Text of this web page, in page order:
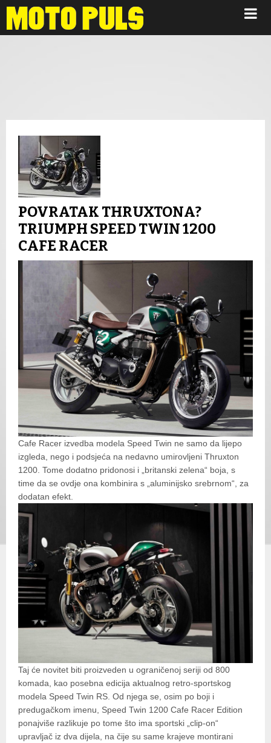
POVRATAK THRUXTONA?
TRIUMPH SPEED TWIN 1200
CAFE RACER
Cafe Racer izvedba modela Speed Twin ne samo da lijepo
izgleda, nego i podsjeća na nedavno umirovljeni Thruxton
1200. Tome dodatno pridonosi i „britanski zelena“ boja, s
time da se ovdje ona kombinira s „aluminijsko srebrnom“, za
dodatan efekt.
Taj će novitet biti proizveden u ograničenoj seriji od 800
komada, kao posebna edicija aktualnog retro-sportskog
modela Speed Twin RS. Od njega se, osim po boji i
predugačkom imenu, Speed Twin 1200 Cafe Racer Edition
ponajviše razlikuje po tome što ima sportski „clip-on“
upravljač iz dva dijela, na čije su same krajeve montirani